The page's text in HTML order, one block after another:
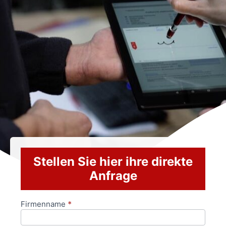
Stellen Sie hier ihre direkte
Anfrage
Anfrageformular
Firmenname *